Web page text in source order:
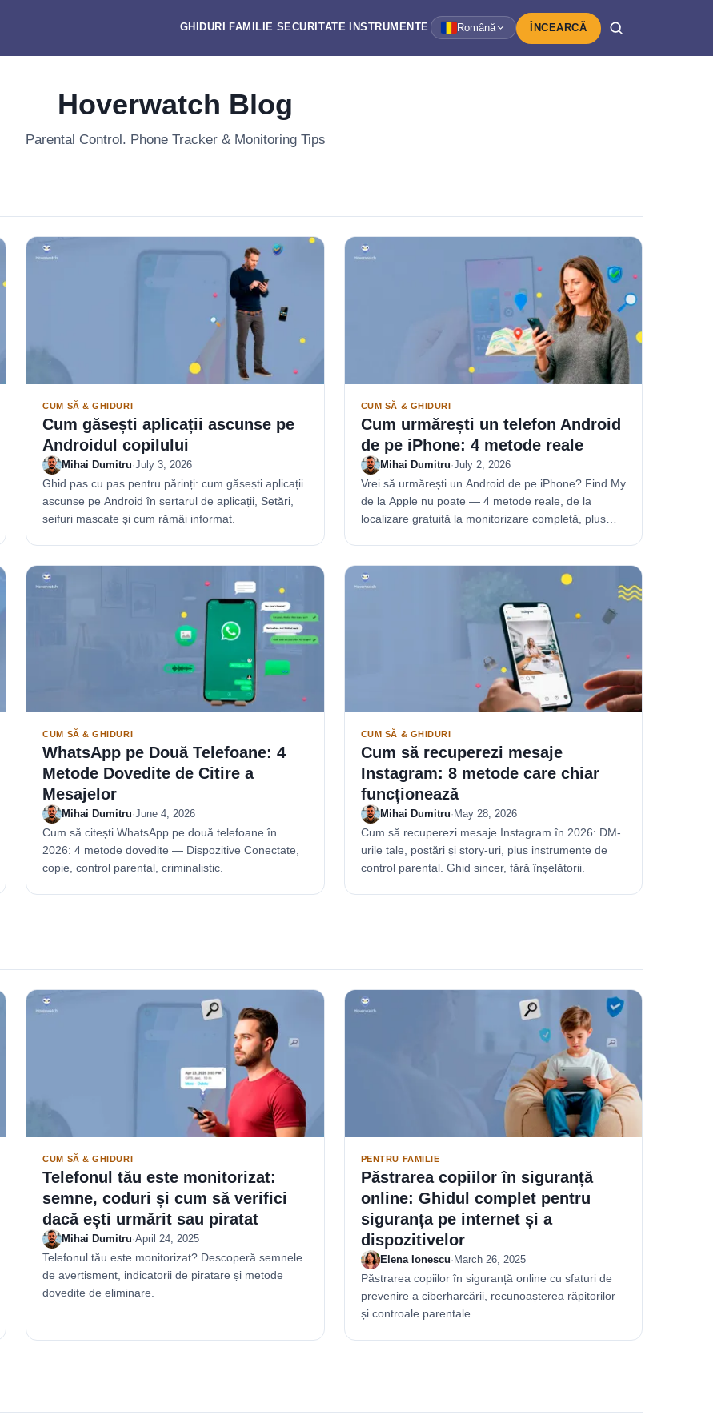
GHIDURI FAMILIE SECURITATE INSTRUMENTE Română ÎNCEARCĂ
Hoverwatch Blog
Parental Control. Phone Tracker & Monitoring Tips
CUM SĂ & GHIDURI
Cum găsești aplicații ascunse pe
Androidul copilului
Mihai Dumitru·July 3, 2026
Ghid pas cu pas pentru părinți: cum găsești aplicații
ascunse pe Android în sertarul de aplicații, Setări,
seifuri mascate și cum rămâi informat.
CUM SĂ & GHIDURI
Cum urmărești un telefon Android
de pe iPhone: 4 metode reale
Mihai Dumitru·July 2, 2026
Vrei să urmărești un Android de pe iPhone? Find My
de la Apple nu poate — 4 metode reale, de la
localizare gratuită la monitorizare completă, plus
CUM SĂ & GHIDURI
WhatsApp pe Două Telefoane: 4
Metode Dovedite de Citire a
Mesajelor
Mihai Dumitru·June 4, 2026
Cum să citești WhatsApp pe două telefoane în
2026: 4 metode dovedite — Dispozitive Conectate,
copie, control parental, criminalistic.
CUM SĂ & GHIDURI
Cum să recuperezi mesaje
Instagram: 8 metode care chiar
funcționează
Mihai Dumitru· May 28, 2026
Cum să recuperezi mesaje Instagram în 2026: DM-
urile tale, postări și story-uri, plus instrumente de
control parental. Ghid sincer, fără înșelătorii.
CUM SĂ & GHIDURI
Telefonul tău este monitorizat:
semne, coduri și cum să verifici
dacă ești urmărit sau piratat
Mihai Dumitru·April 24, 2025
Telefonul tău este monitorizat? Descoperă semnele
de avertisment, indicatorii de piratare și metode
dovedite de eliminare.
PENTRU FAMILIE
Păstrarea copiilor în siguranță
online: Ghidul complet pentru
siguranța pe internet și a
dispozitivelor
Elena Ionescu· March 26, 2025
Păstrarea copiilor în siguranță online cu sfaturi de
prevenire a ciberharcării, recunoașterea răpitorilor
și controale parentale.